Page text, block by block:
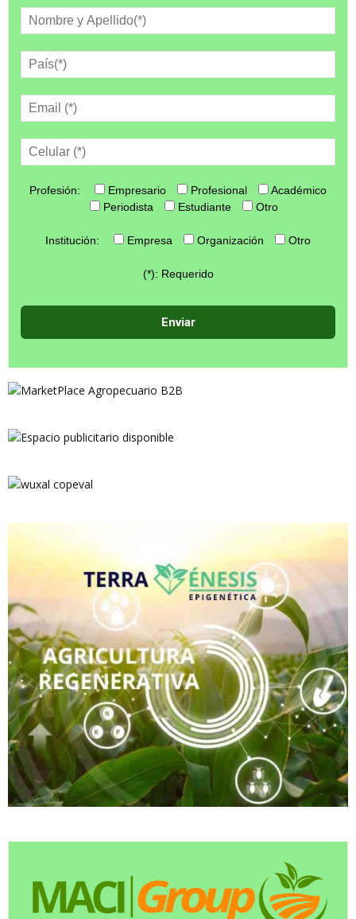
Profesión: Empresario Profesional
Académico
Periodista
Estudiante Otro
Institución: Empresa Organización Otro
(*): Requerido